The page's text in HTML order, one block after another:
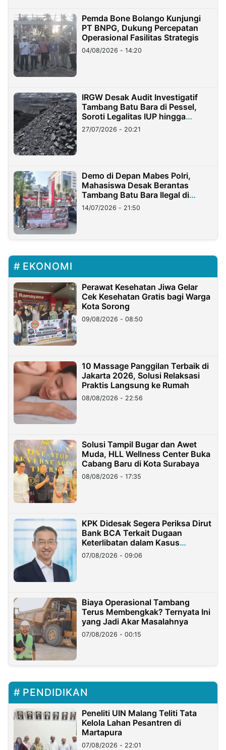
Pemda Bone Bolango Kunjungi
PT BNPG, Dukung Percepatan
Operasional Fasilitas Strategis
04/08/2026 - 14:20
IRGW Desak Audit Investigatif
Tambang Batu Bara di Pessel,
Soroti Legalitas IUP hingga
Stockpile
27/07/2026 - 20:21
Demo di Depan Mabes Polri,
Mahasiswa Desak Berantas
Tambang Batu Bara Ilegal di
Lampung
14/07/2026 - 21:50
EKONOMI
Perawat Kesehatan Jiwa Gelar
Cek Kesehatan Gratis bagi Warga
Kota Sorong
09/08/2026 - 08:50
10 Massage Panggilan Terbaik di
Jakarta 2026, Solusi Relaksasi
Praktis Langsung ke Rumah
08/08/2026 - 22:56
Solusi Tampil Bugar dan Awet
Muda, HLL Wellness Center Buka
Cabang Baru di Kota Surabaya
08/08/2026 - 17:35
KPK Didesak Segera Periksa Dirut
Bank BCA Terkait Dugaan
Keterlibatan dalam Kasus
Hilangnya Dana Nasabah Rp2,58
Miliar
07/08/2026 - 09:06
Biaya Operasional Tambang
Terus Membengkak? Ternyata Ini
yang Jadi Akar Masalahnya
07/08/2026 - 00:15
PENDIDIKAN
Peneliti UIN Malang Teliti Tata
Kelola Lahan Pesantren di
Martapura
07/08/2026 - 22:01